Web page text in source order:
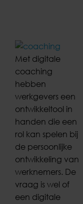
Met digitale
coaching
hebben
werkgevers een
ontwikkeltool in
handen die een
rol kan spelen bij
de persoonlijke
ontwikkeling van
werknemers. De
vraag is wel of
een digitale